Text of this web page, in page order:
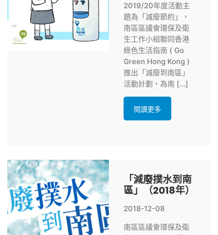
2019/20年度活動主
題為「減廢節約」，
南區區議會環保及衛
生工作小組聯同香港
綠色生活指南 ( Go
Green Hong Kong )
推出「減廢到南區」
活動計劃，為南 […]
閱讀更多
「減廢撲水到南
區」（2018年）
2018-12-08
南區區議會環保及衛